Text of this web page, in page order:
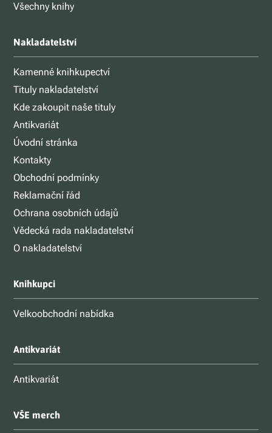
Všechny knihy
Nakladatelství
Kamenné knihkupectví
Tituly nakladatelství
Kde zakoupit naše tituly
Antikvariát
Úvodní stránka
Kontakty
Obchodní podmínky
Reklamační řád
Ochrana osobních údajů
Vědecká rada nakladatelství
O nakladatelství
Knihkupci
Velkoobchodní nabídka
Antikvariát
Antikvariát
VŠE merch